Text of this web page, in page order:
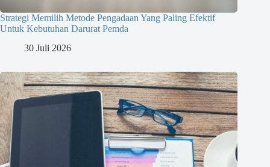
Strategi Memilih Metode Pengadaan Yang Paling Efektif
Untuk Kebutuhan Darurat Pemda
30 Juli 2026